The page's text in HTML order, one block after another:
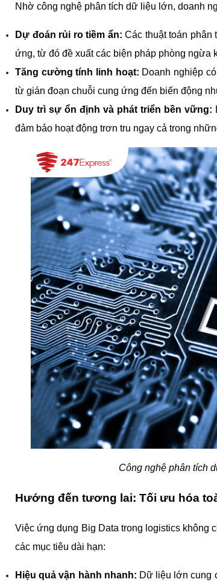
Nhờ công nghệ phân tích dữ liệu lớn, doanh
Dự đoán rủi ro tiềm ẩn: Các thuật toán phân
ứng, từ đó đề xuất các biện pháp phòng ngừa
Tăng cường tính linh hoạt: Doanh nghiệp
từ gián đoạn chuỗi cung ứng đến biến động
Duy trì sự ổn định và phát triển bền vững:
đảm bảo hoạt động trơn tru ngay cả trong
Công nghệ phân tích
Hướng đến tương lai: Tối ưu hóa
Việc ứng dụng Big Data trong logistics không
các mục tiêu dài hạn:
Hiệu quả vận hành nhanh: Dữ liệu lớn cung